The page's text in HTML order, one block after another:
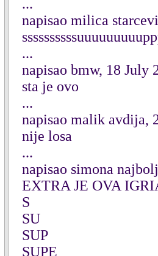
...
napisao milica
...
napisao bmw, 18 July
sta je ovo
...
napisao malik avdija,
nije losa
...
napisao simona
EXTRA JE OVA
S
SU
SUP
SUPE